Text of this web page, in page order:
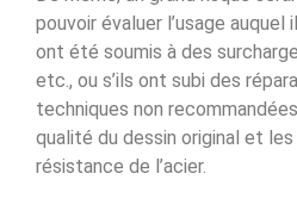
pouvoir évaluer l’usage auquel
ont été soumis à des
etc., ou s’ils ont subi des
techniques non
qualité du dessin original et
résistance de l’acier.